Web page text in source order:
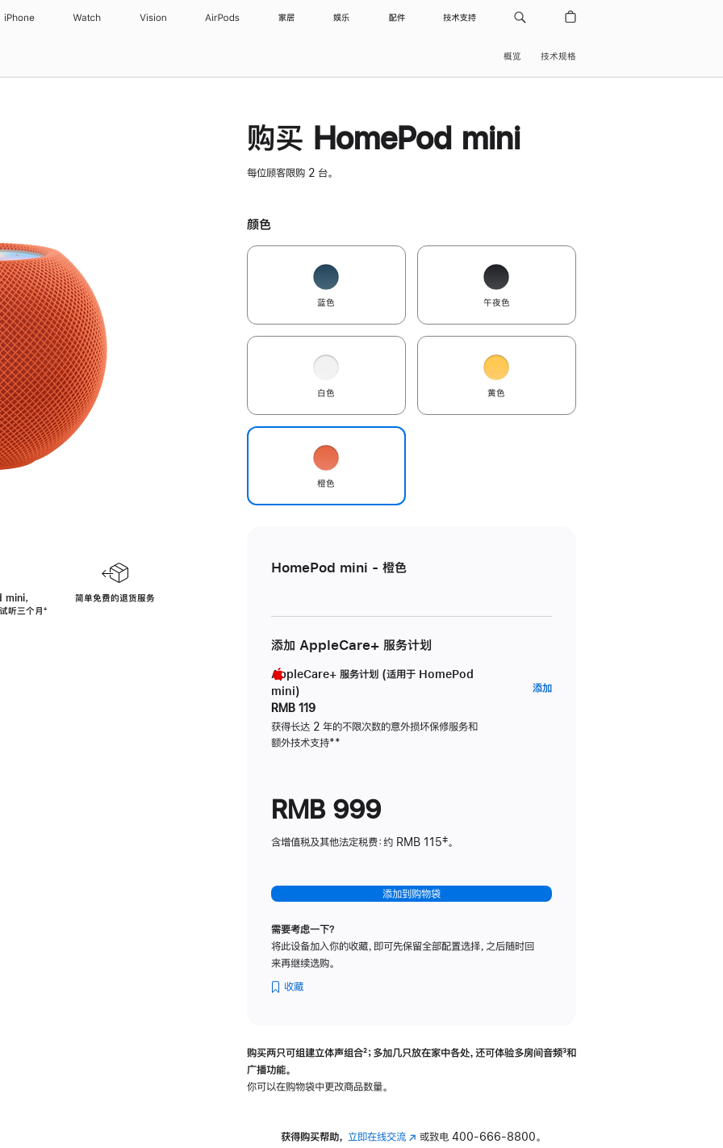
iPhone Watch Vision AirPods 家居 娱乐 配件 技术支持
概览 技术规格
，
听三个月脚
⁺
简单免费的退货服务
购买 HomePod mini
每位顾客限购 2 台。
颜色
蓝色 午夜色
白色 黄色
橙色
HomePod mini - 橙色
添加 AppleCare+ 服务计划
AppleCare+ 服务计划 (适用于 HomePod
mini)
RMB 119
获得长达 2 年的不限次数的意外损坏保修服务和
额外技术支持脚
**
添加AppleCare+
RMB 999
含增值税及其他法定税费：约 RMB 115‡。
添加到购物袋
需要考虑一下？
将此设备加入你的收藏，即可先保留全部配置选择，之后随时回
来再继续选购。
收藏
购买两只可组建立体声组合脚
²；多加几只放在家中各处，还可体验多‍房‍间音频脚
³和
广播功能。
你可以在购物袋中更改商品数量。
获得购买帮助， 立即在线交流(在 或致电 400-666-8800。